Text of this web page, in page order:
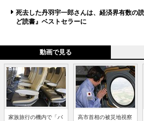
死去した丹羽宇一郎さんは、経済界有数の
ど読書』ベストセラーに
動画で見る
家族旅行の機内で「パ
高市首相の被災地視察